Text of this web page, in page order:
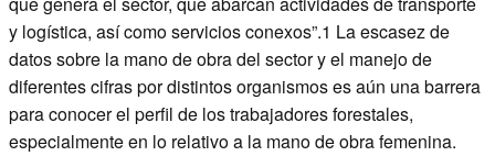
y logística, así como servicios conexos”.1 La escasez de
datos sobre la mano de obra del sector y el manejo de
diferentes cifras por distintos organismos es aún una barrera
para conocer el perfil de los trabajadores forestales,
especialmente en lo relativo a la mano de obra femenina.